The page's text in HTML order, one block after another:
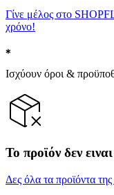
Γίνε μέλος στο
χρόνο!
Ισχύουν όροι &
Το προϊόν δεν
Δες όλα τα προϊόντα